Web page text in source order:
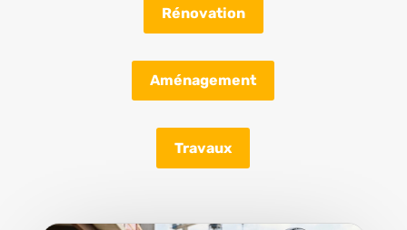
Rénovation
Aménagement
Travaux